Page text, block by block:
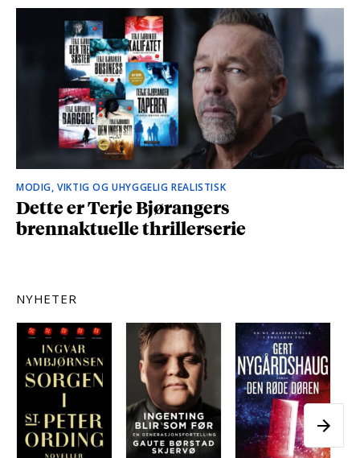
MODIG, VIKTIG OG UHYGGELIG REALISTISK
Dette er Terje Bjørangers
brennaktuelle thrillerserie
NYHETER